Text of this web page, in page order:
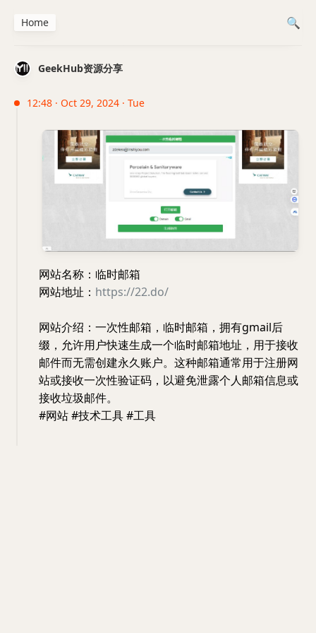
GeekHub资源分享
12:48 · Oct 29, 2024 · Tue
网站名称：临时邮箱
网站地址： https://22.do/
网站介绍：一次性邮箱，临时邮箱，拥有gmail后
缀，允许用户快速生成一个临时邮箱地址，用于接收
邮件而无需创建永久账户。这种邮箱通常用于注册网
站或接收一次性验证码，以避免泄露个人邮箱信息或
接收垃圾邮件。
#网站 #技术工具 #工具
Home